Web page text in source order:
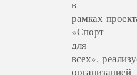
в
рамках
«Спорт
для
всех»,
организацией